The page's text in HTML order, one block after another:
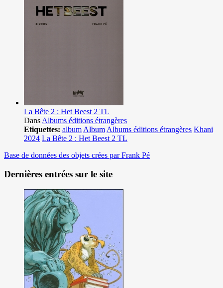
La Bête 2 : Het Beest 2 TL
Dans Albums éditions étrangères
Etiquettes: album Album Albums éditions étrangères Khani
2024 La Bête 2 : Het Beest 2 TL
Base de données des objets crées par Frank Pé
Dernières entrées sur le site